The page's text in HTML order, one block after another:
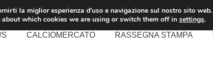
CALCIOMERCATO RASSEGNA STAMPA
la miglior esperienza d'uso e navigazione sul nostro sito web.
about which cookies we are using or switch them off in settings.